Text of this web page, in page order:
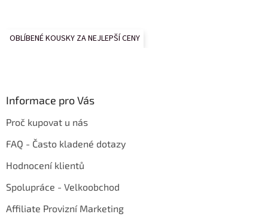
OBLÍBENÉ KOUSKY ZA NEJLEPŠÍ CENY
Informace pro Vás
Proč kupovat u nás
FAQ - Často kladené dotazy
Hodnocení klientů
Spolupráce - Velkoobchod
Affiliate Provizní Marketing